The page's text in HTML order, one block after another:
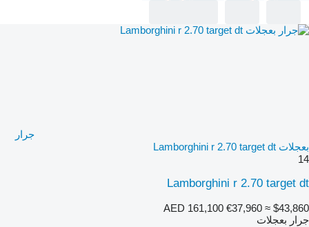
جرار
بعجلات Lamborghini r 2.70 target dt
14
Lamborghini r 2.70 target dt
AED 161,100 €37,960 ≈ $43,860
جرار بعجلات